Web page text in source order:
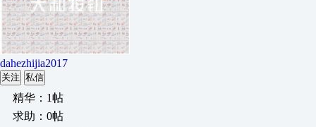
dahezhijia2017
关注 私信
精华：1帖
求助：0帖